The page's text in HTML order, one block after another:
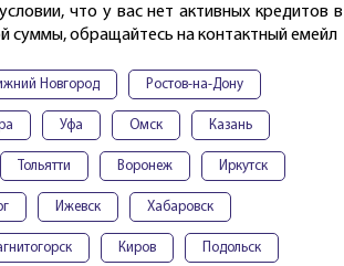
что у вас нет активных кредитов в
суммы, обращайтесь на контактный емейл
Новгород Ростов-на-Дону
Уфа Омск Казань
Тольятти Воронеж Иркутск
Ижевск Хабаровск
Киров Подольск